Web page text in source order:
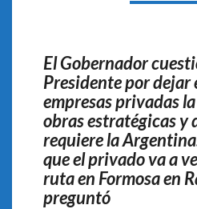
Y
DE
EN
DE
El Gobernador
Presidente por dejar
empresas privadas
obras estratégicas y
requiere la
que el privado va a
ruta en Formosa en
preguntó